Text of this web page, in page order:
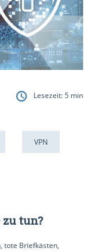
VPN
Lesezeit:5 min
tun?
tote Briefkästen,